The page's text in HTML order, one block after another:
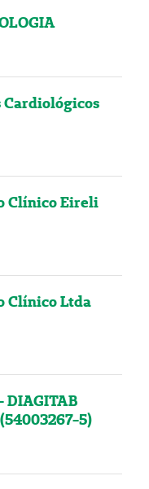
Cardiológicos
Clínico Eireli
Clínico Ltda
DIAGITAB
5)